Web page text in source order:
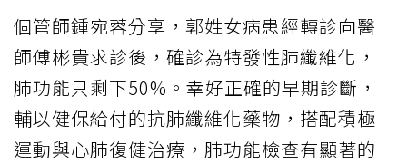
個管師鍾宛蓉分享，郭姓女病患經轉診向醫
師傅彬貴求診後，確診為特發性肺纖維化，
肺功能只剩下50%。幸好正確的早期診斷，
輔以健保給付的抗肺纖維化藥物，搭配積極
運動與心肺復健治療，肺功能檢查有顯著的